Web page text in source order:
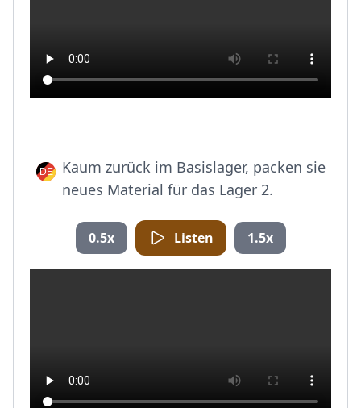
Kaum zurück im Basislager, packen sie
neues Material für das Lager 2.
0.5x Listen 1.5x